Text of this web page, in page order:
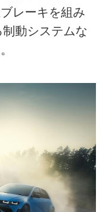
レーキを組み
動システムな